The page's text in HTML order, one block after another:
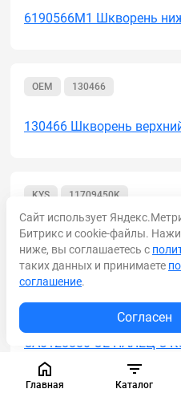
Главная Каталог
6190566M1 Шкворень
OEM 130466
130466 Шкворень
KYS 11709450K
11709450K Шкворень
BLUMAQ (OE) CA0128880
CA0128880 OE ПАЛЕЦ
Сайт использует
Битрикс и cookie-файлы.
ниже, вы соглашаетесь с
таких данных и принимаете
соглашение.
Согласен